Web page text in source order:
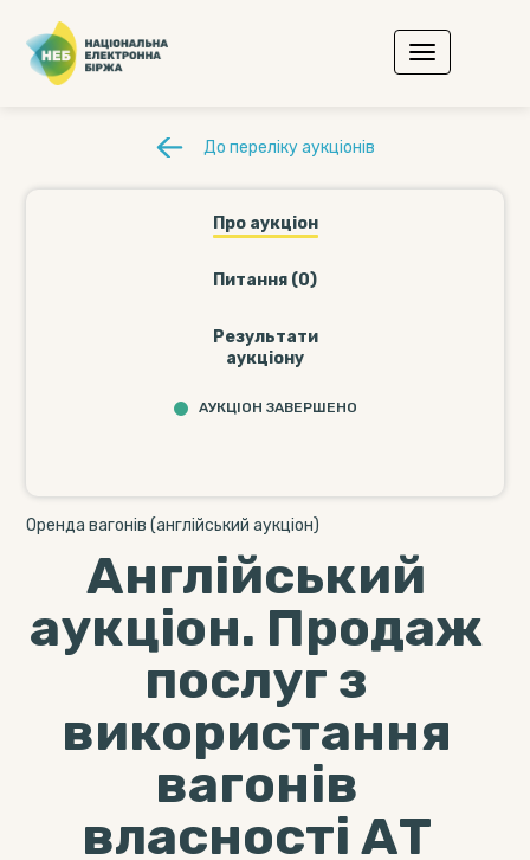
До переліку аукціонів
Про аукціон
Питання (0)
Результати
аукціону
АУКЦІОН ЗАВЕРШЕНО
Оренда вагонів (англійський аукціон)
Англійський
аукціон. Продаж
послуг з
використання
вагонів
власності АТ